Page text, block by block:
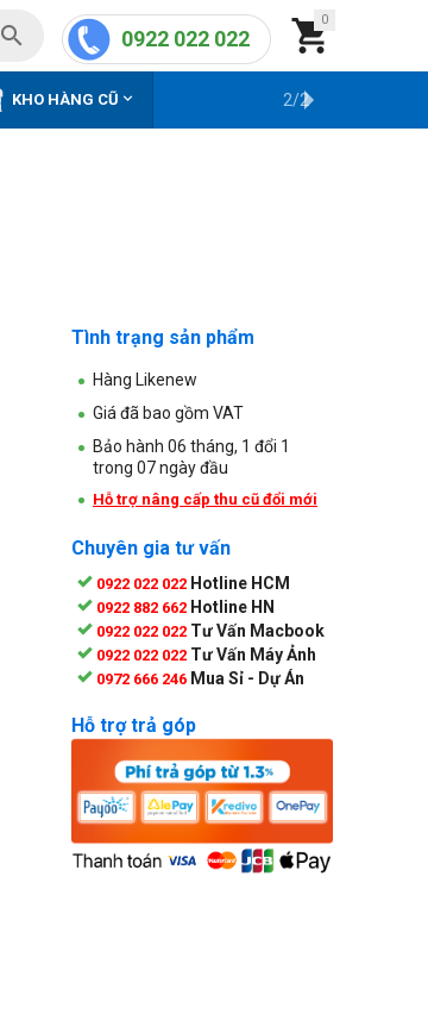
0

0922 022 022

KHO HÀNG CŨ  2/2
Tình trạng sản phẩm
Hàng Likenew
Giá đã bao gồm VAT
Bảo hành 06 tháng, 1 đổi 1
trong 07 ngày đầu
Hỗ trợ nâng cấp thu cũ đổi mới
Chuyên gia tư vấn
0922 022 022 Hotline HCM
0922 882 662 Hotline HN
0922 022 022 Tư Vấn Macbook
0922 022 022 Tư Vấn Máy Ảnh
0972 666 246 Mua Sỉ - Dự Án
Hỗ trợ trả góp